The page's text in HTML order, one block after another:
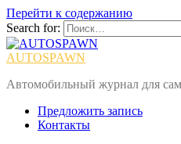
Перейти к содержанию
Search for:
AUTOSPAWN
Автомобильный журнал для
Предложить запись
Контакты